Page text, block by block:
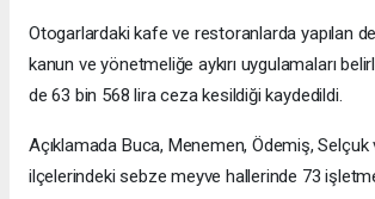
Otogarlardaki kafe ve restoranlarda yapılan
kanun ve yönetmeliğe aykırı uygulamaları
de 63 bin 568 lira ceza kesildiği kaydedildi.
Açıklamada Buca, Menemen, Ödemiş,
ilçelerindeki sebze meyve hallerinde 73